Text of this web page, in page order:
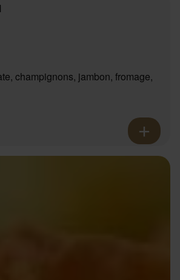
champignons, jambon, fromage,